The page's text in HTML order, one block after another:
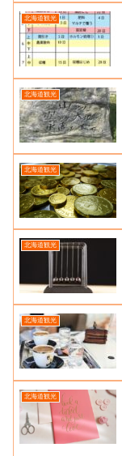
北海道観光
北海道観光
北海道観光
北海道観光
北海道観光
北海道観光